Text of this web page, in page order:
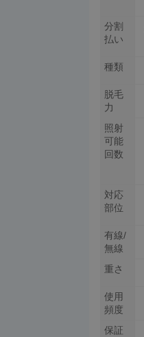
分割
払い
種類
脱毛
力
照射
可能
回数
対応
部位
有線/
無線
重さ
使用
頻度
保証